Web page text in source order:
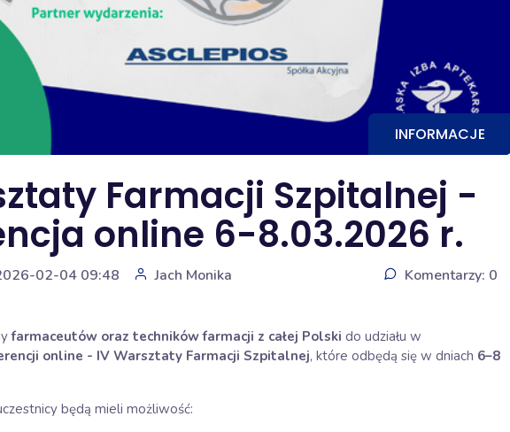
INFORMACJE
Farmacji Szpitalnej -
online 6-8.03.2026 r.
02-04 09:48 Jach Monika Komentarzy: 0
farmaceutów oraz techników farmacji z całej Polski do udziału w
online - IV Warsztaty Farmacji Szpitalnej, które odbędą się w dniach 6–8
będą mieli możliwość: